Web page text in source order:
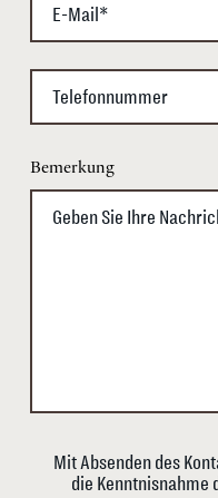
Bemerkung
Mit Absenden des
die Kenntnisnahme